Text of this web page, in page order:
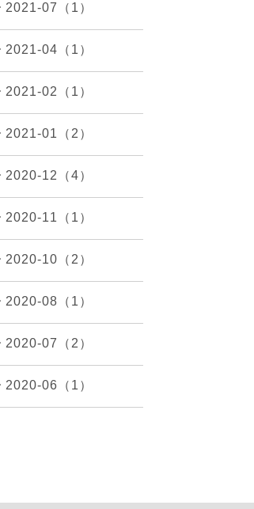
2021-07（1）
2021-04（1）
2021-02（1）
2021-01（2）
2020-12（4）
2020-11（1）
2020-10（2）
2020-08（1）
2020-07（2）
2020-06（1）